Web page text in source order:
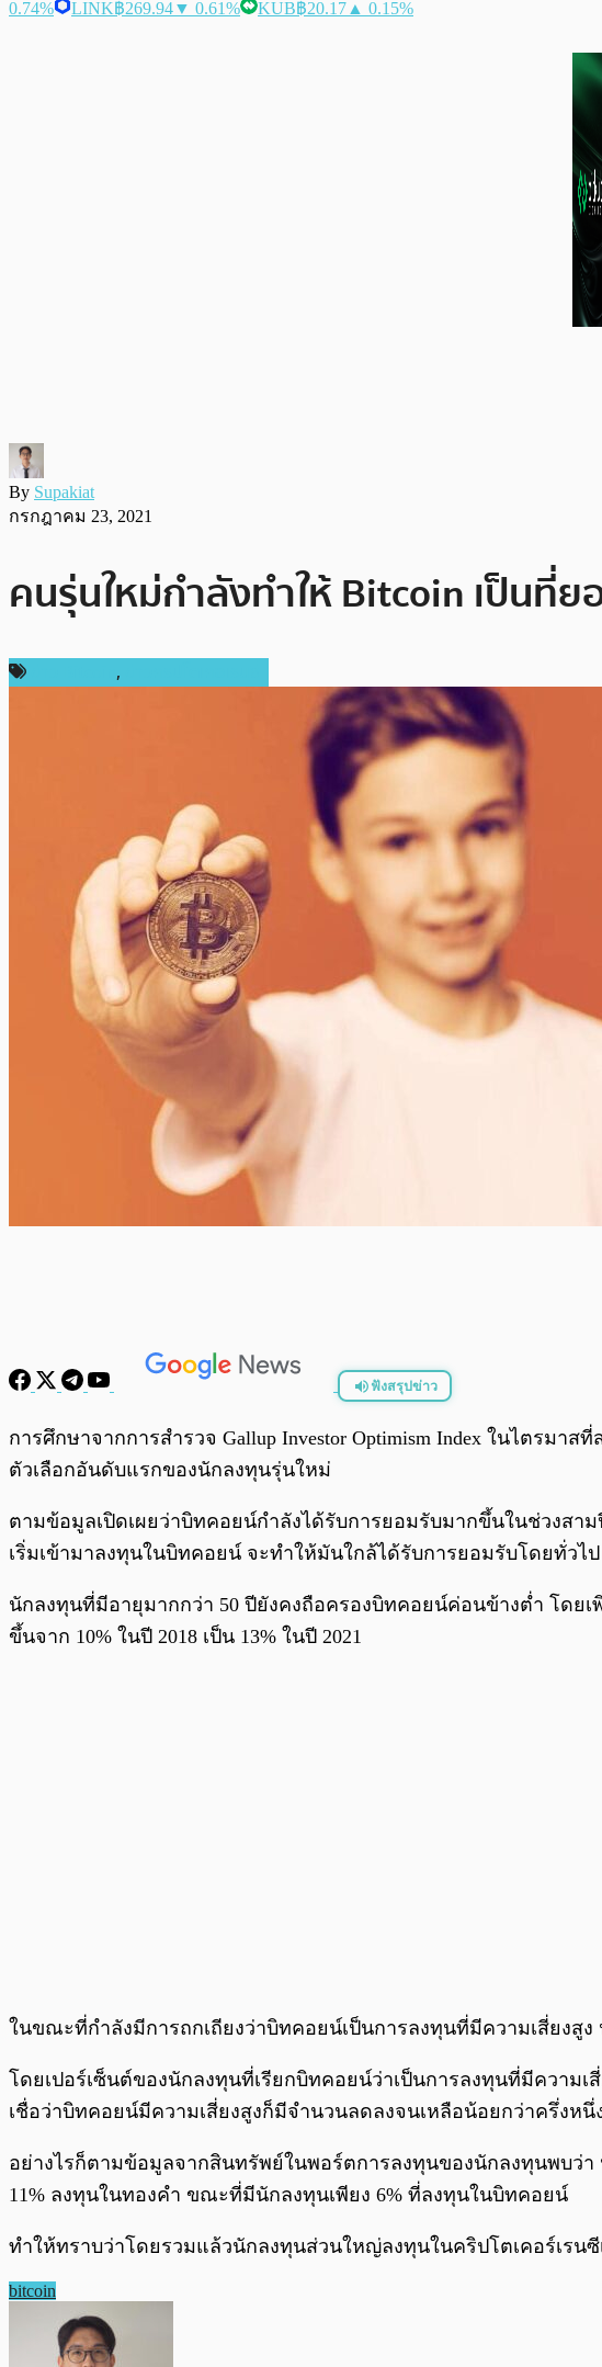
0.74%
LINK฿269.94▼ 0.61% KUB฿20.17 ▲ 0.15%
By Supakiat
กรกฎาคม 23, 2021
คนรุ่นใหม่กำลังทำให้ Bitcoin เป็นที่
,
ฟังสรุปข่าว
การศึกษาจากการสำรวจ Gallup Investor Optimism Index ในไตรม
ตัวเลือกอันดับแรกของนักลงทุนรุ่นใหม่
ตามข้อมูลเปิดเผยว่าบิทคอยน์กำลังได้รับการยอมรับมากขึ้นในช่วงส
เริ่มเข้ามาลงทุนในบิทคอยน์ จะทำให้มันใกล้ได้รับการยอมรับโดยทั่วไป
นักลงทุนที่มีอายุมากกว่า 50 ปียังคงถือครองบิทคอยน์ค่อนข้างต่ำ โดย
ขึ้นจาก 10% ในปี 2018 เป็น 13% ในปี 2021
ในขณะที่กำลังมีการถกเถียงว่าบิทคอยน์เป็นการลงทุนที่มีความเสี่ยง
โดยเปอร์เซ็นต์ของนักลงทุนที่เรียกบิทคอยน์ว่าเป็นการลงทุนที่มีความเ
เชื่อว่าบิทคอยน์มีความเสี่ยงสูงก็มีจำนวนลดลงจนเหลือน้อยกว่าครึ่งหนึ่
อย่างไรก็ตามข้อมูลจากสินทรัพย์ในพอร์ตการลงทุนของนักลงทุนพบว่
11% ลงทุนในทองคำ ขณะที่มีนักลงทุนเพียง 6% ที่ลงทุนในบิทคอยน์
ทำให้ทราบว่าโดยรวมแล้วนักลงทุนส่วนใหญ่ลงทุนในคริปโตเคอร์เร
bitcoin